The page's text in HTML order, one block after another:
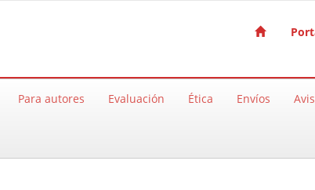
Para autores Evaluación Ética Envíos